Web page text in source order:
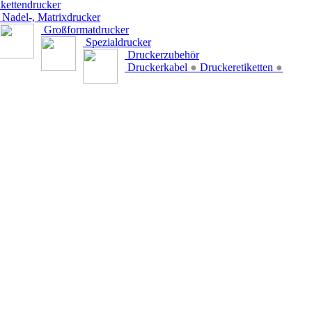
Nadel-, Matrixdrucker
Großformatdrucker
Spezialdrucker
Druckerzubehör
Druckerkabel ● Druckeretiketten ●